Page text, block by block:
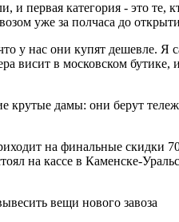
первая категория - это те,
уже за полчаса до
у нас они купят дешевле. Я
висит в московском
крутые дамы: они берут
на финальные скидки
на кассе в Каменске-
вещи нового завоза